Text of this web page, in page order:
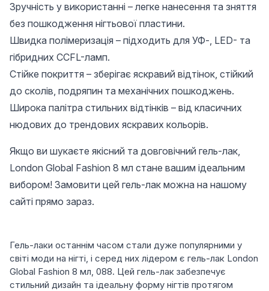
Зручність у використанні – легке нанесення та зняття
без пошкодження нігтьової пластини.
Швидка полімеризація – підходить для УФ-, LED- та
гібридних CCFL-ламп.
Стійке покриття – зберігає яскравий відтінок, стійкий
до сколів, подряпин та механічних пошкоджень.
Широка палітра стильних відтінків – від класичних
нюдових до трендових яскравих кольорів.
Якщо ви шукаєте якісний та довговічний гель-лак,
London Global Fashion 8 мл стане вашим ідеальним
вибором! Замовити цей гель-лак можна на нашому
сайті прямо зараз.
Гель-лаки останнім часом стали дуже популярними у
світі моди на нігті, і серед них лідером є гель-лак London
Global Fashion 8 мл, 088. Цей гель-лак забезпечує
стильний дизайн та ідеальну форму нігтів протягом